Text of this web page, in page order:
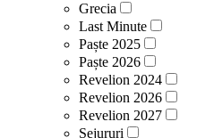
Grecia
Last Minute
Paște 2025
Paște 2026
Revelion 2024
Revelion 2026
Revelion 2027
Sejururi